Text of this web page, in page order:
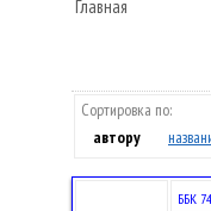
Сортировка по:
автору
ББК 74.